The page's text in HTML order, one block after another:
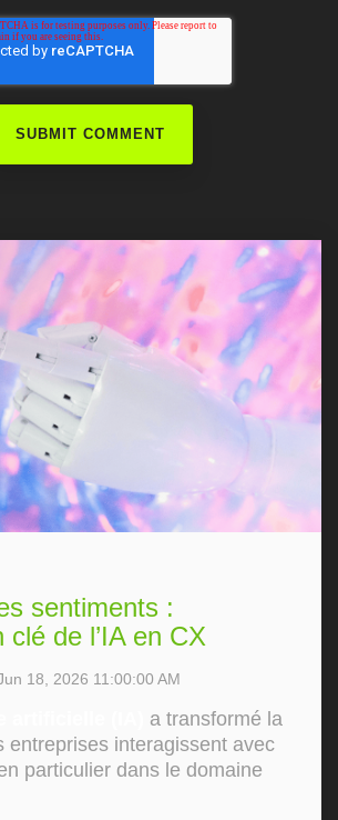
sentiments :
clé de l’IA en CX
18, 2026 11:00:00 AM
a transformé la
entreprises interagissent avec
particulier dans le domaine